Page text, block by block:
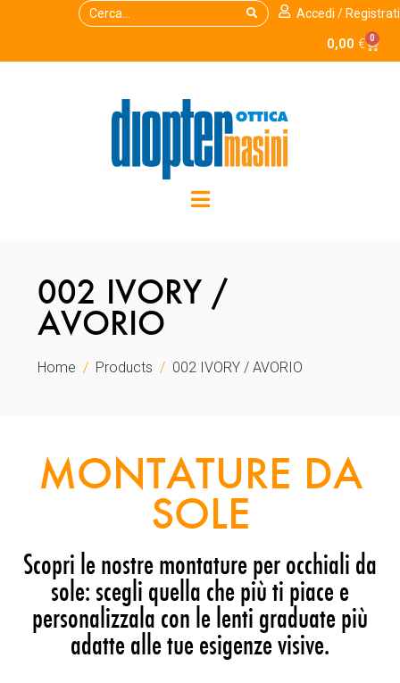
Accedi / Registrati
0,00 € 0
002 IVORY /
AVORIO
Home Products 002 IVORY / AVORIO
MONTATURE DA
SOLE
Scopri le nostre montature per occhiali da
sole: scegli quella che più ti piace e
personalizzala con le lenti graduate più
adatte alle tue esigenze visive.